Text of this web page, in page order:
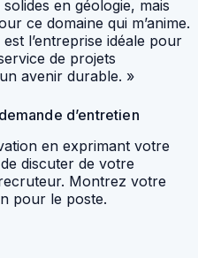
en géologie, mais
ce domaine qui m’anime.
l’entreprise idéale pour
de projets
avenir durable. »
d’entretien
en exprimant votre
discuter de votre
Montrez votre
pour le poste.